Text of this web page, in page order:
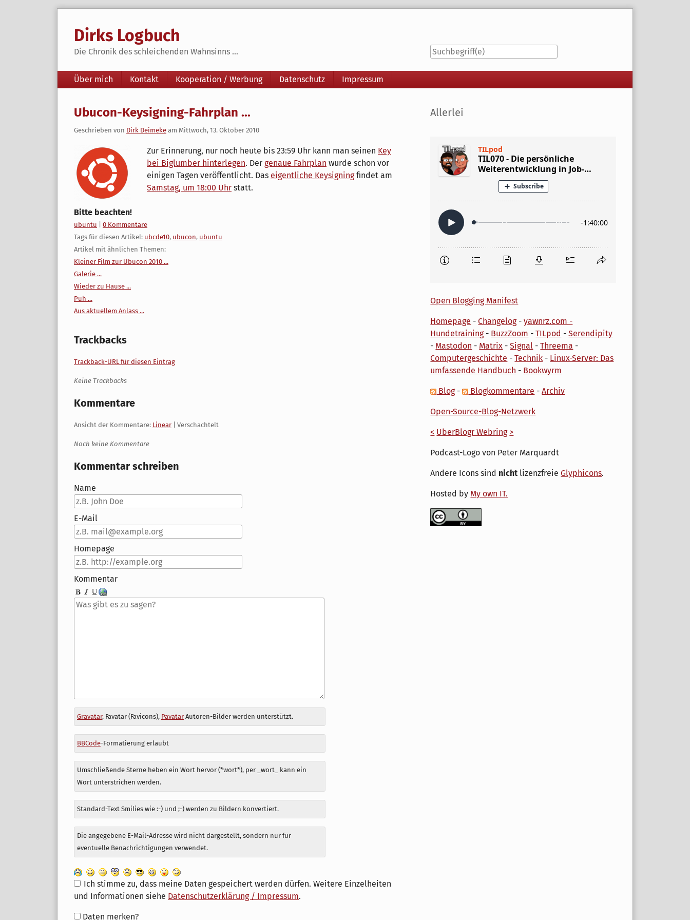
Dirks Logbuch
Die Chronik des schleichenden Wahnsinns ...
Navigation
Über mich Kontakt Kooperation / Werbung Datenschutz Impressum
Ubucon-Keysigning-Fahrplan ...
Geschrieben von Dirk Deimeke am Mittwoch, 13. Oktober 2010
Zur Erinnerung, nur noch heute bis 23:59 Uhr kann man seinen Key
bei Biglumber hinterlegen. Der genaue Fahrplan wurde schon vor
einigen Tagen veröffentlicht. Das eigentliche Keysigningfindet am
Samstag, um 18:00 Uhr statt.
Bitte beachten!
Kategorien:
ubuntu
0 Kommentare
Tags für diesen Artikel: ubcde10, ubucon, ubuntu
Artikel mit ähnlichen Themen:
Kleiner Film zur Ubucon 2010 ...
Galerie ...
Wieder zu Hause ...
Puh ...
Aus aktuellem Anlass ...
Trackbacks
Trackback-URL für diesen Eintrag
Keine Trackbacks
Kommentare
Ansicht der Kommentare: Linear | Verschachtelt
Noch keine Kommentare
Kommentar schreiben
Name
E-Mail
Homepage
Kommentar
Antwort
zu
Gravatar, Favatar (Favicons), PavatarAutoren-Bilder werden unterstützt.
BBCode-Formatierung erlaubt
Umschließende Sterne heben ein Wort hervor (*wort*), per _wort_ kann ein
Wort unterstrichen werden.
Standard-Text Smilies wie :-) und ;-) werden zu Bildern konvertiert.
Die angegebene E-Mail-Adresse wird nicht dargestellt, sondern nur für
eventuelle Benachrichtigungen verwendet.
Ich stimme zu, dass meine Daten gespeichert werden dürfen. Weitere Einzelheiten
und Informationen siehe Datenschutzerklärung / Impressum.
Formular-
Daten merken?
Seitenleiste
Allerlei
Open Blogging Manifest
Homepage -Changelog-yawnrz.com -
Hundetraining- BuzzZoom -TILpod -Serendipity
- Mastodon - Matrix -Signal -Threema -
Computergeschichte -Technik - Linux-Server: Das
umfassende Handbuch - Bookwyrm
Blog- Blogkommentare -Archiv
Open-Source-Blog-Netzwerk
< UberBlogr Webring >
Podcast-Logo von Peter Marquardt
Andere Icons sind nicht lizenzfreieGlyphicons.
Hosted by My own IT.